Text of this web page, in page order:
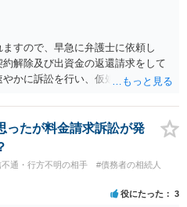
すので、早急に弁護士に依頼し
約解除及び出資金の返還請求をして
かに訴訟を行い、仮処分で、相手
資者が何人もいて、最初から出資
な場合は詐欺罪に問える可能性が
という関係だけでしたら、中々詐
。 未収穫分の損害につきまして
うに思われますが、出資金の返還
ます。 以上、ご参考まで。
ったが料金請求訴訟が発
通・行方不明の相手
#債務者の相続人
役にたった 3